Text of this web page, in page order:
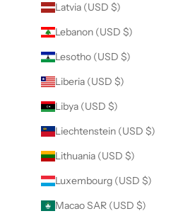
Latvia (USD $)
Lebanon (USD $)
Lesotho (USD $)
Liberia (USD $)
Libya (USD $)
Liechtenstein (USD $)
Lithuania (USD $)
Luxembourg (USD $)
Macao SAR (USD $)